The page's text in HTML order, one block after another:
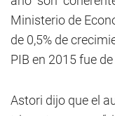
Ministerio de
de 0,5% de
PIB en 2015 fue de
Astori dijo que el